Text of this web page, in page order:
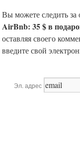
Вы можете следить за
AirBnb: 35 $ в
оставляя своего
введите свой
Эл. адрес